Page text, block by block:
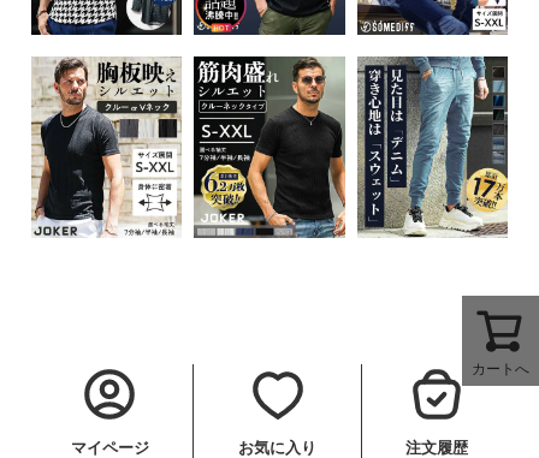
カートへ
マイページ お気に入り 注文履歴